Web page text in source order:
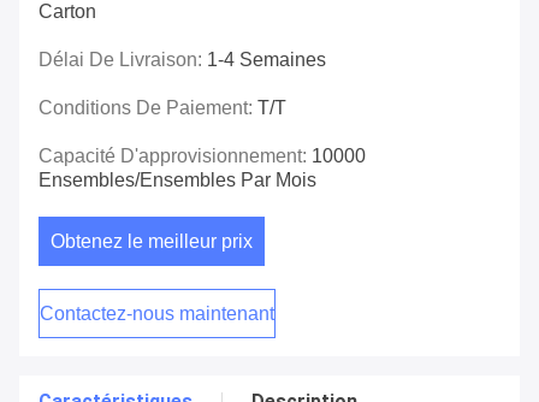
Carton
Délai De Livraison: 1-4 Semaines
Conditions De Paiement: T/T
Capacité D'approvisionnement: 10000
Ensembles/ensembles Par Mois
Obtenez le meilleur prix
Contactez-nous maintenant